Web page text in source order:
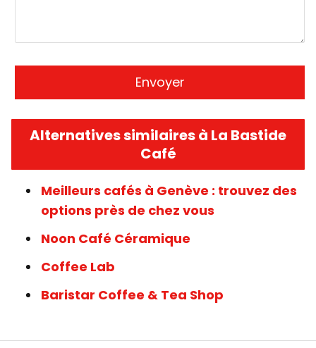
Alternatives similaires à La Bastide
Café
Meilleurs cafés à Genève : trouvez des
options près de chez vous
Noon Café Céramique
Coffee Lab
Baristar Coffee & Tea Shop